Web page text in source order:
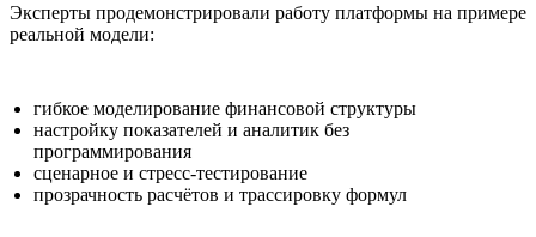
Эксперты продемонстрировали работу платформы на примере
реальной модели:
гибкое моделирование финансовой структуры
настройку показателей и аналитик без
программирования
сценарное и стресс-тестирование
прозрачность расчётов и трассировку формул